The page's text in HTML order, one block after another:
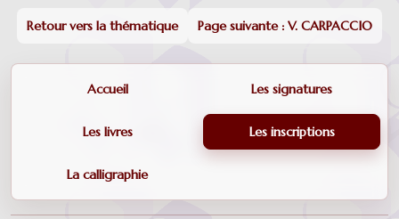
Retour vers la thématique Page suivante : V. CARPACCIO
Accueil Les signatures
Les livres Les inscriptions
La calligraphie